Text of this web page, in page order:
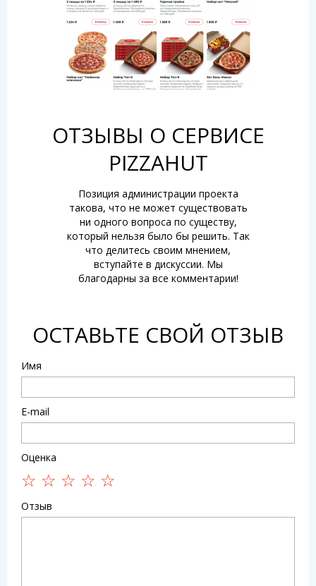
ОТЗЫВЫ О СЕРВИСЕ
PIZZAHUT
Позиция администрации проекта
такова, что не может существовать
ни одного вопроса по существу,
который нельзя было бы решить. Так
что делитесь своим мнением,
вступайте в дискуссии. Мы
благодарны за все комментарии!
ОСТАВЬТЕ СВОЙ ОТЗЫВ
Имя
E-mail
Оценка
Отзыв